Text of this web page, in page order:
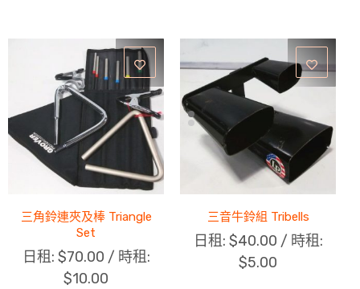
三角鈴連夾及棒 Triangle
Set
日租: $70.00 / 時租:
$10.00
三音牛鈴組 Tribells
日租: $40.00 / 時租:
$5.00